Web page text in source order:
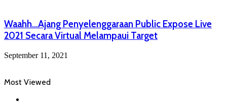
Waahh…Ajang Penyelenggaraan Public Expose Live
2021 Secara Virtual Melampaui Target
September 11, 2021
Most Viewed